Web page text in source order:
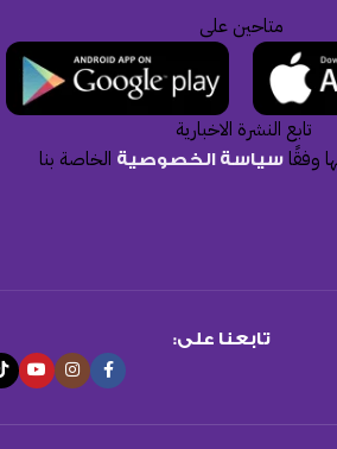
متاحين على
تابع النشرة الاخبارية
وفقًاسياسة الخصوصية الخاصة بنا
تابعنا على: